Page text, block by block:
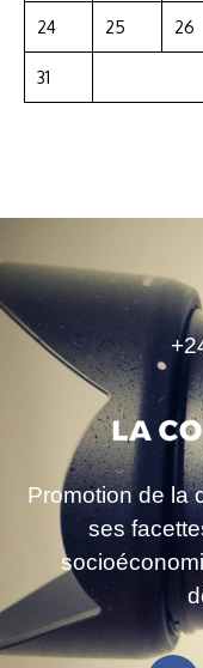
24 25 26
31
Promotion de la
ses